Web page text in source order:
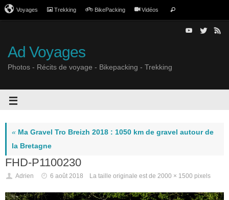
Voyages Trekking BikePacking Vidéos
Ad Voyages
Photos - Récits de voyage - Bikepacking - Trekking
« Ma Gravel Tro Breizh 2018 : 1050 km de gravel autour de
la Bretagne
FHD-P1100230
Adrien 6 août 2018 La taille originale est de2000 × 1500 pixels